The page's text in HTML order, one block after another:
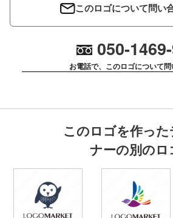
このロゴについて問い
050-
お電話で、このロゴについて
このロゴを作った
ナーの別のロ